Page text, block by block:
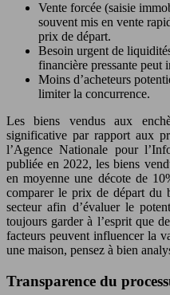
Vente forcée (saisie
souvent mis en vente
prix de départ.
Besoin urgent de
financière pressante peut
Moins d’acheteurs
limiter la concurrence.
Les biens vendus aux
significative par rapport aux
l’Agence Nationale pour
publiée en 2022, les biens
en moyenne une décote de
comparer le prix de départ du
secteur afin d’évaluer le
toujours garder à l’esprit que
facteurs peuvent influencer la
une maison, pensez à bien
Transparence du